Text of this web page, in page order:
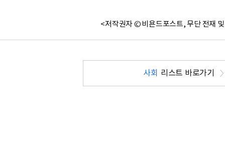
<저작권자 © 비욘드포스트, 무단 전재
사회 리스트 바로가기